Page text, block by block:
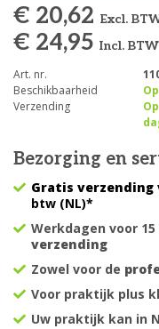
€ 20,62 Excl.
€ 24,95 Incl. BTW
Art. nr.
Beschikbaarheid
Verzending
Bezorging en
Gratis verzending
btw (NL)*
Werkdagen voor
verzending
Zowel voor de
Voor praktijk plus
Uw praktijk kan in